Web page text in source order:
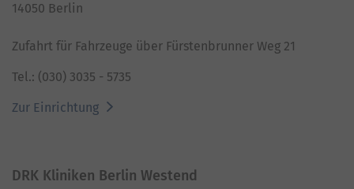
14050 Berlin
Zufahrt für Fahrzeuge über Fürstenbrunner Weg 21
Tel.: (030) 3035 - 5735
Zur Einrichtung
DRK Kliniken Berlin Westend